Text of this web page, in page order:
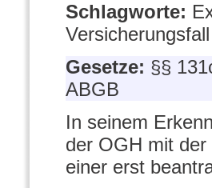
Schlagworte:
Versicherungsfall
Gesetze: §§
ABGB
In seinem
der OGH mit
einer erst